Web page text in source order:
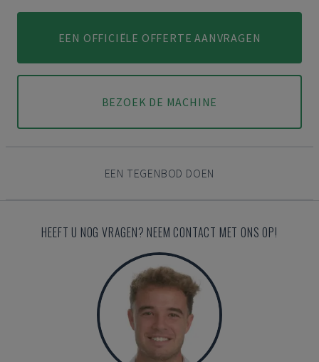
EEN OFFICIËLE OFFERTE AANVRAGEN
BEZOEK DE MACHINE
EEN TEGENBOD DOEN
HEEFT U NOG VRAGEN? NEEM CONTACT MET ONS OP!